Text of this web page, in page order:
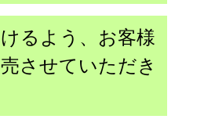
るよう、お客様
させていただき